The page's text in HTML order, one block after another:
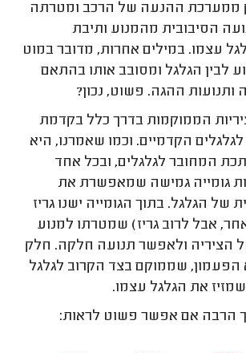
ממערכת ההנעה של הרכב ומטרתה
הסיבובית מהמנוע ותיבת
עצמו. במילים אחרות, מדובר במוט
לבין הגלגל ומסובב אותו בהתאם
ותנועות ההגה. פשוט, נכון?
הממוקמות בדרך כלל בקדמת
הקדמיים. וכמו שאמרנו, היא
המחובר לגלגלים, ובכל אחד
גומייה גמישה שמאפשרת את
של הגלגל. בתוך הגומייה ישנו גריז
אבל לרוב גריז) שמטרתו למנוע
הציריה ולאפשר תנועה חלקה. חלק
הפעמון, שממוקם בצד הקרוב לגלגל
את הגלגל עצמו.
הרבה אם אפשר פשוט לראות: